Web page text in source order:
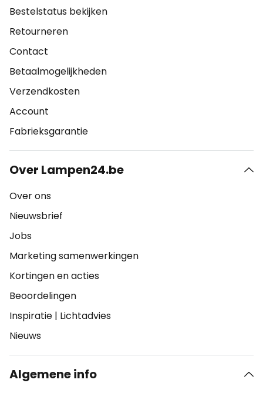
Bestelstatus bekijken
Retourneren
Contact
Betaalmogelijkheden
Verzendkosten
Account
Fabrieksgarantie
Over Lampen24.be
Over ons
Nieuwsbrief
Jobs
Marketing samenwerkingen
Kortingen en acties
Beoordelingen
Inspiratie | Lichtadvies
Nieuws
Algemene info